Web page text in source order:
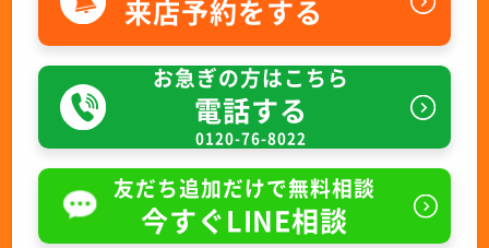
来店予約をする
お急ぎの方はこちら
電話する
0120-76-8022
友だち追加だけで無料相談
今すぐLINE相談